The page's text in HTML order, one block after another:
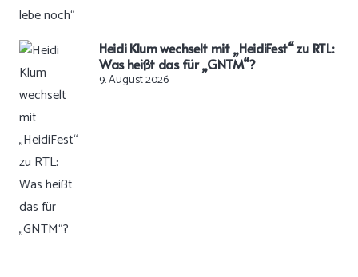
Heidi Klum wechselt mit „HeidiFest“ zu RTL:
Was heißt das für „GNTM“?
9. August 2026